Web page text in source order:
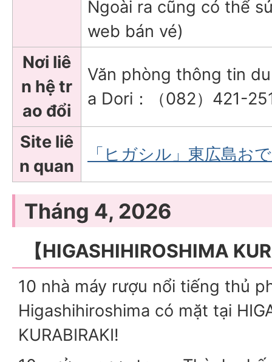
Ngoài ra cũng có thể
web bán vé)
Nơi liê
n hệ tr
ao đổi
Văn phòng thông tin
a Dori：（082）421-
Site liê
n quan
「ヒガシル」東広島お
Tháng 4, 2026
【HIGASHIHIROSHIMA
10 nhà máy rượu nổi tiếng thủ
Higashihiroshima có mặt tại
KURABIRAKI!